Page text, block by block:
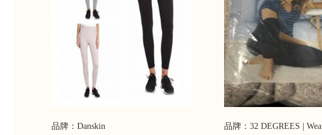
品牌：Danskin 品牌：32 DEGREES |